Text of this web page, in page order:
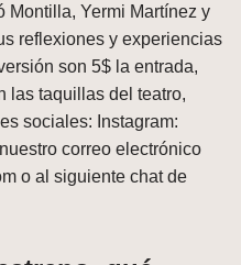
Montilla, Yermi Martínez y
reflexiones y experiencias
son 5$ la entrada,
las taquillas del teatro,
sociales: Instagram:
correo electrónico
o al siguiente chat de